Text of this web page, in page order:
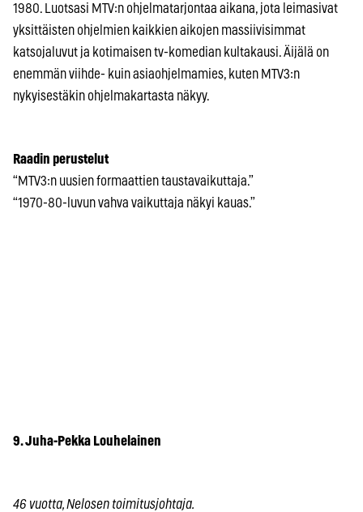
1980. Luotsasi MTV:n ohjelmatarjontaa aikana, jota leimasivat
yksittäisten ohjelmien kaikkien aikojen massiivisimmat
katsojaluvut ja kotimaisen tv-komedian kultakausi. Äijälä on
enemmän viihde- kuin asiaohjelmamies, kuten MTV3:n
nykyisestäkin ohjelmakartasta näkyy.
Raadin perustelut
“MTV3:n uusien formaattien taustavaikuttaja.”
“1970-80-luvun vahva vaikuttaja näkyi kauas.”
9. Juha-Pekka Louhelainen
46 vuotta, Nelosen toimitusjohtaja.